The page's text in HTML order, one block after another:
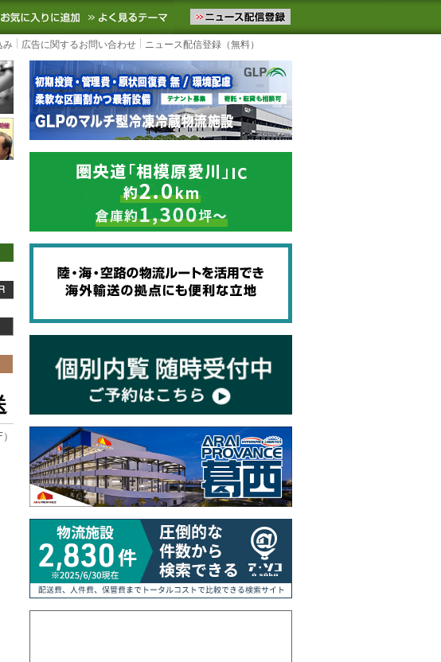
最新の物流ニュースをお届けします。物流ニュースメール配信を登録す
お気に入りに追加 よく見るテーマ
み 広告に関するお問い合わせ ニュース配信登録（無料）